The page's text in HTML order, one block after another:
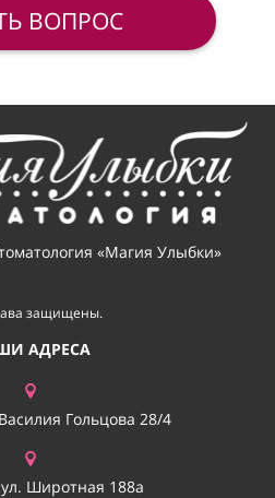
ВОПРОС
«Магия Улыбки»
защищены.
АДРЕСА
Гольцова 28/4
Широтная 188а